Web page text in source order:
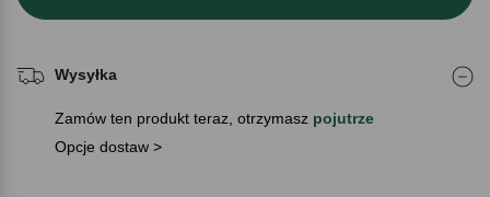
Wysyłka
Zamów ten produkt teraz, otrzymasz pojutrze
Opcje dostaw >